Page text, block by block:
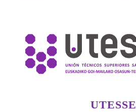
UTESSE